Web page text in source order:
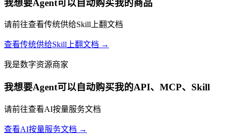
我想要Agent可以自动购买我的商品
请前往查看传统供给Skill上翻文档
查看传统供给Skill上翻文档 →
我是数字资源商家
我想要Agent可以自动购买我的API、MCP、Skill
请前往查看AI按量服务文档
查看AI按量服务文档 →